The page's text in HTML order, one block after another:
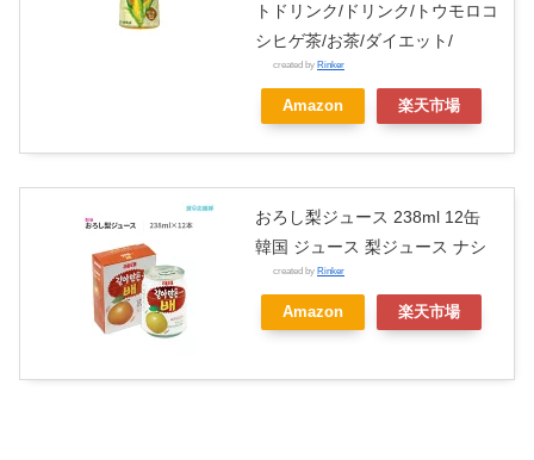
トドリンク/ドリンク/トウモロコ
シヒゲ茶/お茶/ダイエット/
created by Rinker
Amazon 楽天市場
おろし梨ジュース 238ml 12缶
韓国 ジュース 梨ジュース ナシ
created by Rinker
Amazon 楽天市場